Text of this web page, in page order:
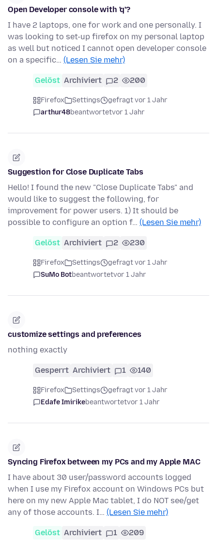
Open Developer console with 'q'?
I have 2 laptops, one for work and one personally. I
was looking to set-up firefox on my personal laptop
as well but noticed I cannot open developer console
on a specific… (Lesen Sie mehr)
Gelöst Archiviert 2 200
Firefox Settings
gefragt vor 1 Jahr
arthur48beantwortetvor 1 Jahr
Suggestion for Close Duplicate Tabs
Hello! I found the new "Close Duplicate Tabs" and
would like to suggest the following, for
improvement for power users. 1) It should be
possible to configure an option f… (Lesen Sie mehr)
Gelöst Archiviert 2 230
Firefox Settings
gefragt vor 1 Jahr
SuMo Botbeantwortetvor 1 Jahr
customize settings and preferences
nothing exactly
Gesperrt Archiviert 1 140
Firefox Settings
gefragt vor 1 Jahr
Edafe Imirikebeantwortetvor 1 Jahr
Syncing Firefox between my PCs and my Apple MAC
I have about 30 user/password accounts logged
when I use my Firefox account on Windows PCs but
here on my new Apple Mac tablet, I do NOT see/get
any of those accounts. I… (Lesen Sie mehr)
Gelöst Archiviert 1 209